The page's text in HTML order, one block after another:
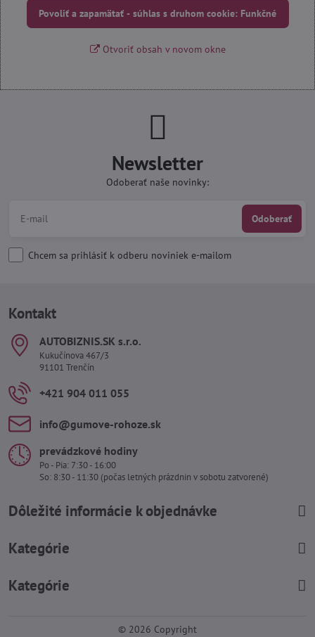
Povoliť a zapamätať - súhlas s druhom cookie: Funkčné
Otvoriť obsah v novom okne
Newsletter
Odoberať naše novinky:
Odoberať
Chcem sa prihlásiť k odberu noviniek e-mailom
Kontakt
AUTOBIZNIS​.SK s​.r​.o​.
Kukučínova 467/3
91101 Trenčín
+421 904 011 055
info​@gumove-rohoze​.sk
prevádzkové hodiny
Po - Pia: 7:30 - 16:00
So: 8:30 - 11:30 (počas letných prázdnin v sobotu zatvorené)
Dôležité informácie k objednávke
Kategórie
Kategórie
© 2026 Copyright